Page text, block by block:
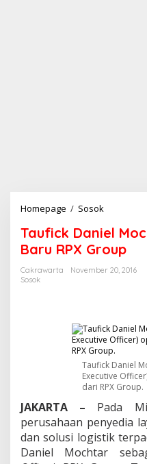
Homepage / Sosok
u
f
i
c
i
e
l
M
o
c
h
t
a
r
,
Taufick Daniel
Baru RPX Group
Cakrawarta
November 20, 2016
Sosok
Taufick Daniel
Executive
dari RPX Group.
JAKARTA – Pada
perusahaan penyedia
dan solusi logistik
Daniel Mochtar